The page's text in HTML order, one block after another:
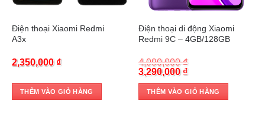
Điện thoại Xiaomi Redmi
A3x
2,350,000 ₫
THÊM VÀO GIỎ HÀNG
Trả góp 0%
Điện thoại di động Xiaomi
Redmi 9C – 4GB/128GB
4,090,000₫
Original
price
was:
4,090,000 ₫.
3,290,000 ₫Current
is:
3,290,000 ₫.
THÊM VÀO GIỎ HÀNG